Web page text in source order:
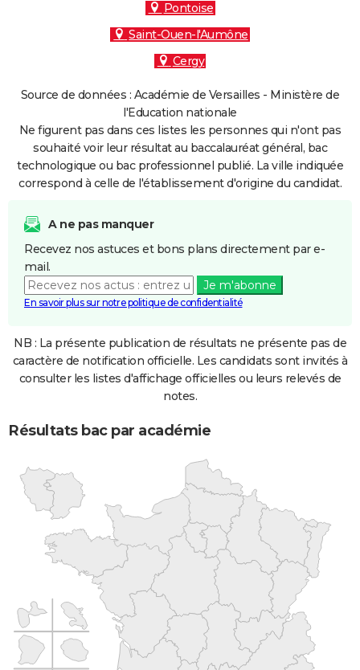
Pontoise
Saint-Ouen-l'Aumône
Cergy
Source de données : Académie de Versailles - Ministère de
l'Education nationale
Ne figurent pas dans ces listes les personnes qui n'ont pas
souhaité voir leur résultat au baccalauréat général, bac
technologique ou bac professionnel publié. La ville indiquée
correspond à celle de l'établissement d'origine du candidat.
A ne pas manquer
Recevez nos astuces et bons plans directement par e-
mail.
Je m'abonne
En savoir plus sur notre politique de confidentialité
NB : La présente publication de résultats ne présente pas de
caractère de notification officielle. Les candidats sont invités à
consulter les listes d'affichage officielles ou leurs relevés de
notes.
Résultats bac par académie